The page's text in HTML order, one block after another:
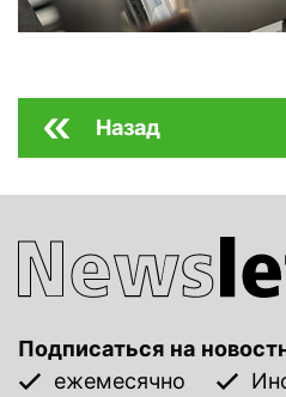
Назад
Подписаться на
ежемесячно